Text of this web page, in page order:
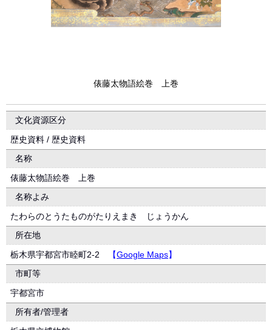
俵藤太物語絵巻 上巻
文化資源区分
歴史資料 / 歴史資料
名称
俵藤太物語絵巻 上巻
名称よみ
たわらのとうたものがたりえまき じょうかん
所在地
栃木県宇都宮市睦町2-2
【Google Maps】
市町等
宇都宮市
所有者/管理者